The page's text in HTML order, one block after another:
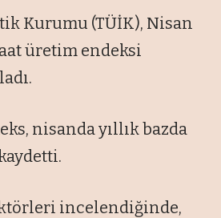
Kurumu (TÜİK), Nisan
üretim endeksi
nisanda yıllık bazda
incelendiğinde,